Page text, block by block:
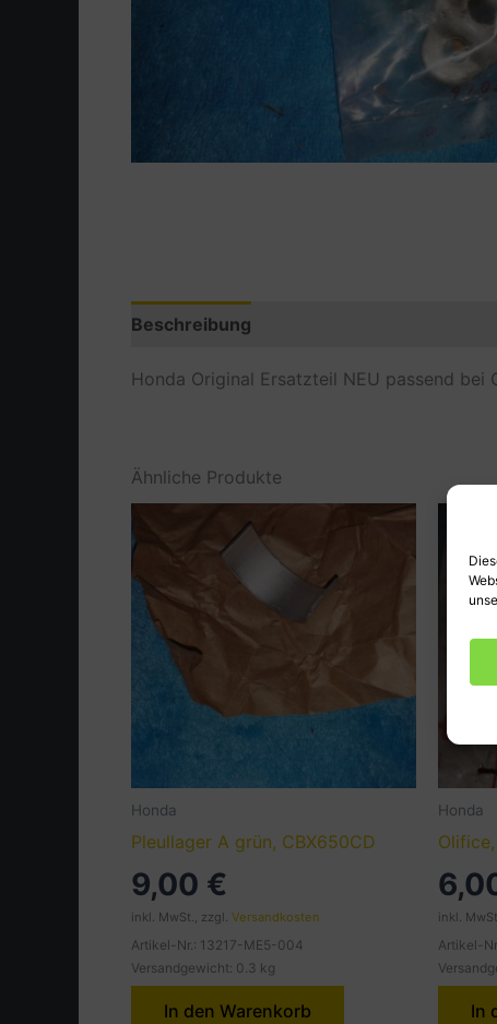
Beschreibung
Honda Original Ersatzteil NEU passend bei
Ähnliche Produkte
Honda
Pleullager A grün, CBX650CD
9,00 €
inkl. MwSt., zzgl. Versandkosten
Artikel-Nr.: 13217-ME5-004
Versandgewicht: 0.3 kg
In den Warenkorb
Honda
inkl.
Artikel-
In